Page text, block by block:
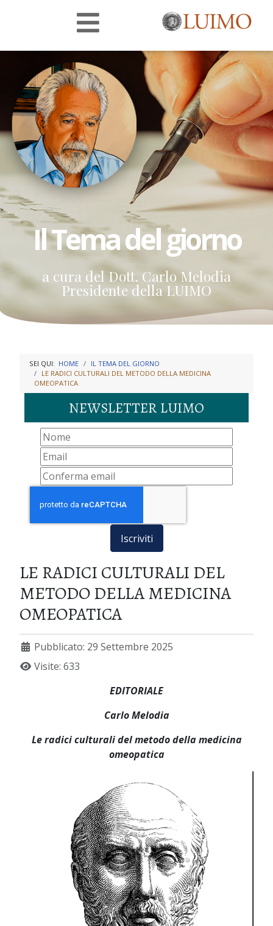
Il Tema del giorno
a cura del Dott. Carlo Melodia
Presidente della LUIMO
SEI QUI: HOME
IL TEMA DEL GIORNO
LE RADICI CULTURALI DEL METODO DELLA MEDICINA
OMEOPATICA
NEWSLETTER LUIMO
Iscriviti
LE RADICI CULTURALI DEL
METODO DELLA MEDICINA
OMEOPATICA
Pubblicato: 29 Settembre 2025
Visite: 633
EDITORIALE
Carlo Melodia
Le radici culturali del metodo della medicina
omeopatica